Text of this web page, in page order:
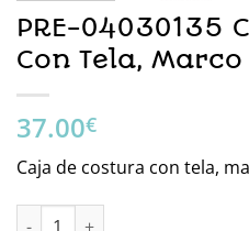
PRE-04030135
Con Tela,
37.00€
Caja de costura con tela,
PRE-04030135 Caja Costura